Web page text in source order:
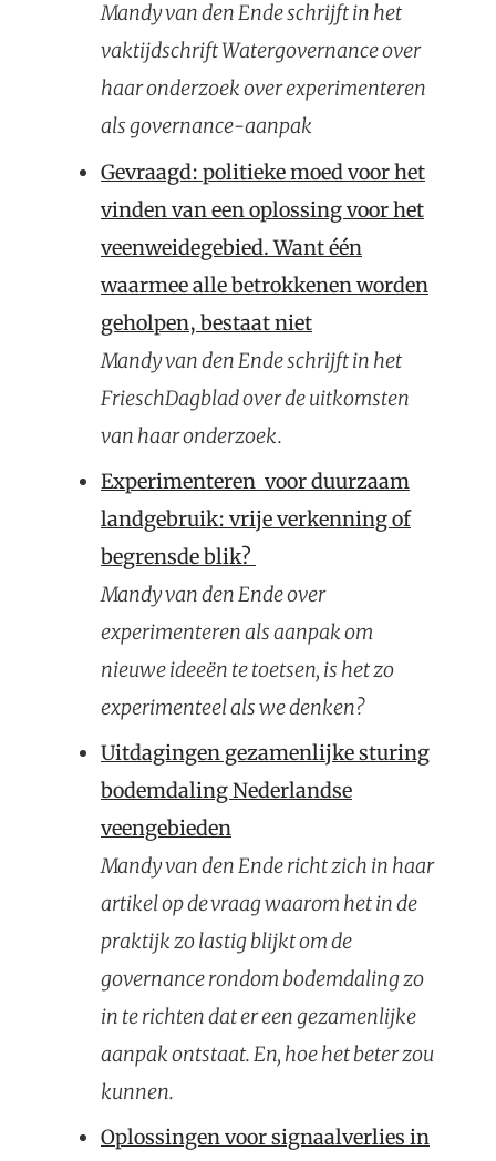
Mandy van den Ende schrijft in het
vaktijdschrift Watergovernance over
haar onderzoek over experimenteren
als governance-aanpak
Gevraagd: politieke moed voor het
vinden van een oplossing voor het
veenweidegebied. Want één
waarmee alle betrokkenen worden
geholpen, bestaat niet
Mandy van den Ende schrijft in het
FrieschDagblad over de uitkomsten
van haar onderzoek.
Experimenteren voor duurzaam
landgebruik: vrije verkenning of
begrensde blik?
Mandy van den Ende over
experimenteren als aanpak om
nieuwe ideeën te toetsen, is het zo
experimenteel als we denken?
Uitdagingen gezamenlijke sturing
bodemdaling Nederlandse
veengebieden
Mandy van den Ende richt zich in haar
artikel op de vraag waarom het in de
praktijk zo lastig blijkt om de
governance rondom bodemdaling zo
in te richten dat er een gezamenlijke
aanpak ontstaat. En, hoe het beter zou
kunnen.
Oplossingen voor signaalverlies in